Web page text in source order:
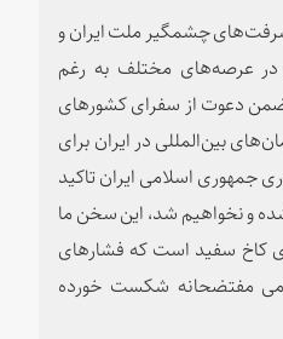
چشمگیر ملت ایران و
در عرصه‌های مختلف به رغم
ضمن دعوت از سفرای کشورهای
بین‌المللی در ایران برای
جمهوری اسلامی ایران تاکید
و نخواهیم شد، این سخن ما
کاخ سفید است که فشارهای
مفتضحانه شکست خورده